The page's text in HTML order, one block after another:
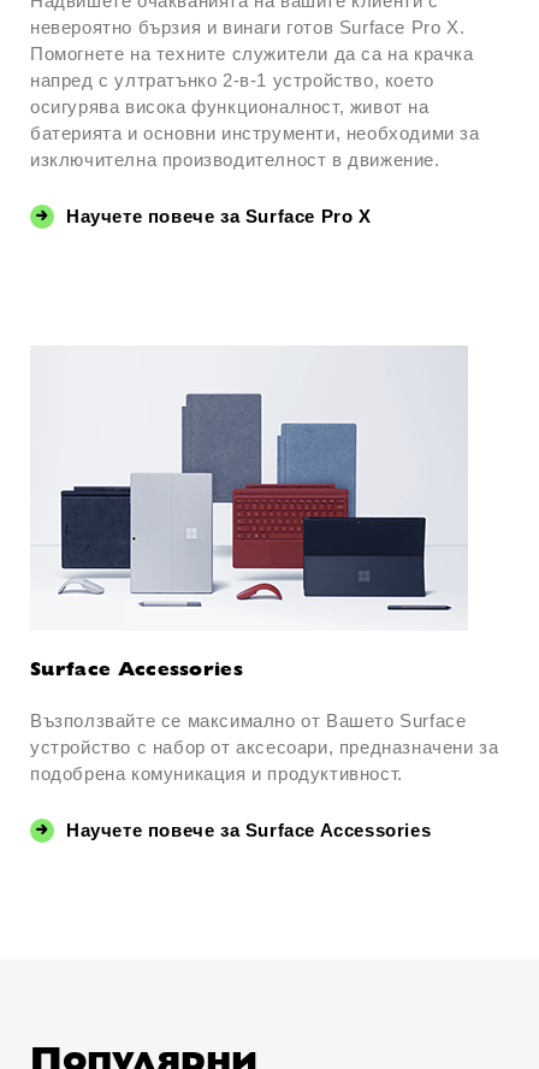
невероятно бързия и винаги готов Surface Pro X.
Помогнете на техните служители да са на крачка
напред с ултратънко 2-в-1 устройство, което
осигурява висока функционалност, живот на
батерията и основни инструменти, необходими за
изключителна производителност в движение.
Научете повече за Surface Pro X
Surface Accessories
Възползвайте се максимално от Вашето Surface
устройство с набор от аксесоари, предназначени за
подобрена комуникация и продуктивност.
Научете повече за Surface Accessories
Популярни